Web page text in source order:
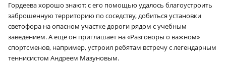
Гордеева хорошо знают: с его помощью удалось благоустроить
заброшенную территорию по соседству, добиться установки
светофора на опасном участке дороги рядом с учебным
заведением. А ещё он приглашает на «Разговоры о важном»
спортсменов, например, устроил ребятам встречу с легендарным
теннисистом Андреем Мазуновым.